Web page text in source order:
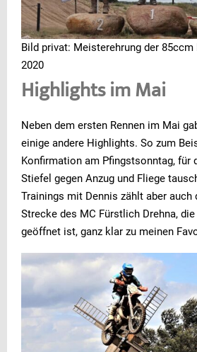
Bild privat: Meisterehrung der
2020
Highlights im Mai
Neben dem ersten Rennen im Mai
einige andere Highlights. So zum
Konfirmation am Pfingstsonntag, für
Stiefel gegen Anzug und Fliege
Trainings mit Dennis zählt aber auch
Strecke des MC Fürstlich Drehna,
geöffnet ist, ganz klar zu meinen